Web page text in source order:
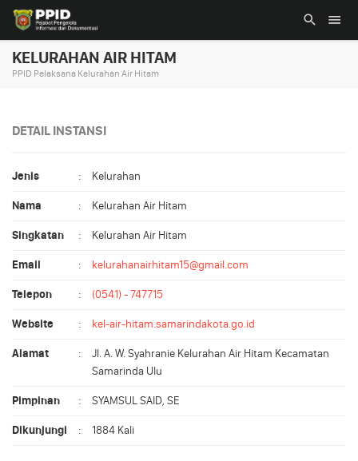
KELURAHAN AIR HITAM
PPID Pelaksana Kelurahan Air Hitam
DETAIL INSTANSI
Jenis : Kelurahan
Nama : Kelurahan Air Hitam
Singkatan : Kelurahan Air Hitam
Email : kelurahanairhitam15@gmail.com
Telepon : (0541) - 747715
Website : kel-air-hitam.samarindakota.go.id
Alamat :
Jl. A. W. Syahranie Kelurahan Air Hitam Kecamatan
Samarinda Ulu
Pimpinan : SYAMSUL SAID, SE
Dikunjungi : 1884 Kali